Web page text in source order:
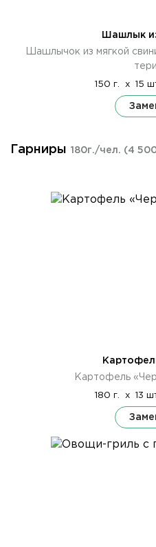
Шашлык
Шашлычок из мягкой
150 г. x 15
Гарниры 180г./чел. (4
Картофель
180 г. x 13